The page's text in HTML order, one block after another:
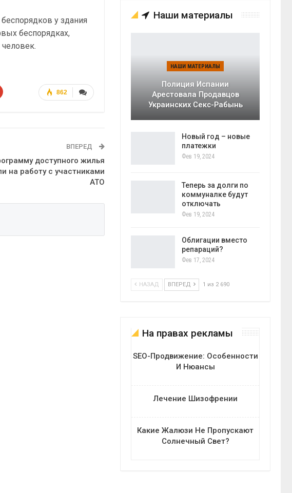
у здания
беспорядках,
862
ВПЕРЕД
доступного жилья
на работу с участниками
АТО
Наши материалы
НАШИ МАТЕРИАЛЫ
Полиция Испании
Арестовала Продавцов
Украинских Секс-Рабынь
Новый год – новые
платежки
Фев 19, 2024
Теперь за долги по
коммуналке будут
отключать
Фев 19, 2024
Облигации вместо
репараций?
Фев 17, 2024
НАЗАД ВПЕРЕД 1 из 2 690
На правах рекламы
SEO-Продвижение: Особенности
И Нюансы
Лечение Шизофрении
Какие Жалюзи Не Пропускают
Солнечный Свет?